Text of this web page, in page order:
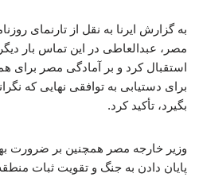
به گزارش ایرنا به نقل از تارنمای
مصر، عبدالعاطی در این تماس بار دیگر
استقبال کرد و بر آمادگی مصر برای
برای دستیابی به توافقی نهایی که
بگیرد، تأکید کرد.
وزیر خارجه مصر همچنین بر ضرورت
پایان دادن به جنگ و تقویت ثبات